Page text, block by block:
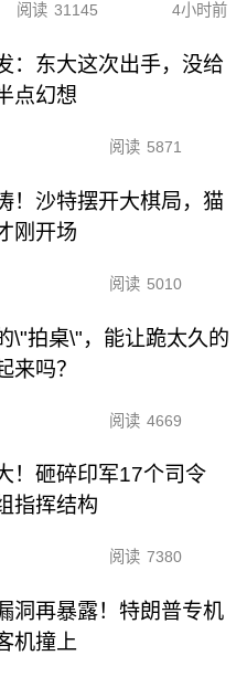
阅读 31145 4小时前
：东大这次出手，没给
点幻想
阅读 5871
！沙特摆开大棋局，猫
刚开场
阅读 5010
\"拍桌\"，能让跪太久的
来吗？
阅读 4669
！砸碎印军17个司令
指挥结构
阅读 7380
洞再暴露！特朗普专机
机撞上